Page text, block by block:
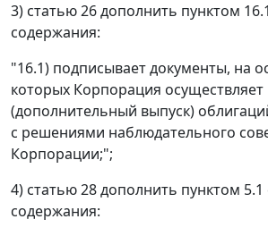
3) статью 26 дополнить пунктом
содержания:
"16.1) подписывает документы, на
которых Корпорация осуществляет
(дополнительный выпуск)
с решениями наблюдательного
Корпорации;";
4) статью 28 дополнить пунктом
содержания: